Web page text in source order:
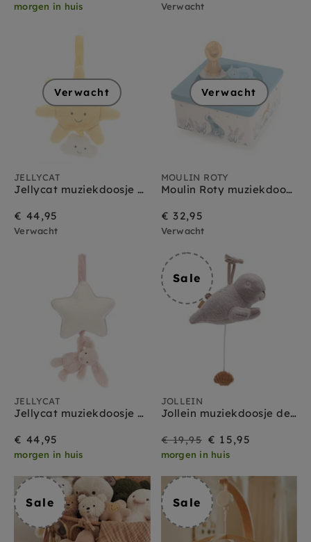
morgen in huis Verwacht
Verwacht
JELLYCAT
Jellycat muziekdoosje Amuseables Sun
€ 44,95
Verwacht
Verwacht
MOULIN ROTY
Moulin Roty muziekdoos Baobab
€ 32,95
Verwacht
JELLYCAT
Jellycat muziekdoosje Bashful bunny blush
€ 44,95
morgen in huis
Sale
JOLLEIN
Jollein muziekdoosje deep sea zeehond
Sale
€ 15,95
Prijs
€ 19,95
morgen in huis
Sale Sale